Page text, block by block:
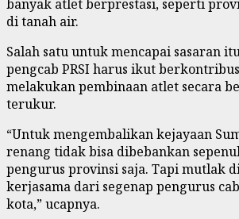
banyak atlet berprestasi, seperti
di tanah air.
Salah satu untuk mencapai sasaran
pengcab PRSI harus ikut
melakukan pembinaan atlet secara
terukur.
“Untuk mengembalikan kejayaan
renang tidak bisa dibebankan
pengurus provinsi saja. Tapi mutlak
kerjasama dari segenap pengurus
kota,” ucapnya.